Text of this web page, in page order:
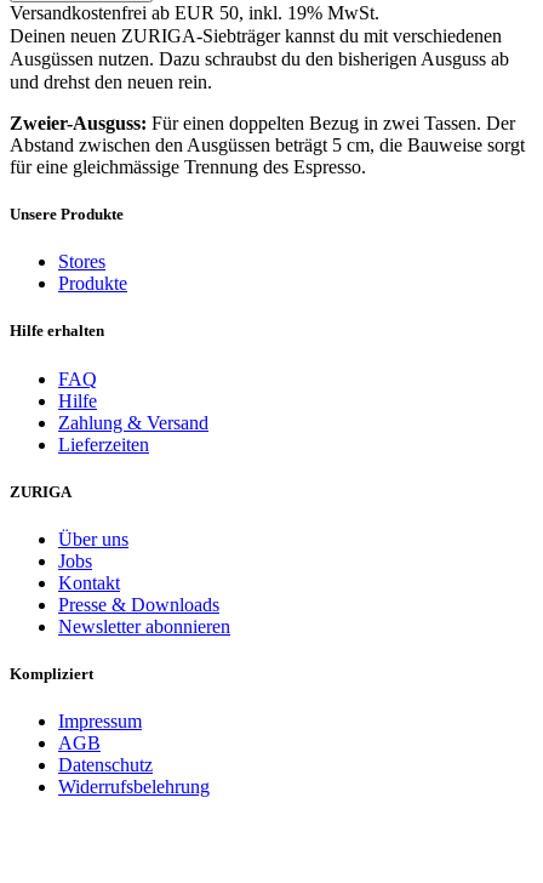
Versandkostenfrei ab EUR 50, inkl. 19% MwSt.
Deinen neuen ZURIGA-Siebträger kannst du mit verschiedenen
Ausgüssen nutzen. Dazu schraubst du den bisherigen Ausguss ab
und drehst den neuen rein.
Zweier-Ausguss: Für einen doppelten Bezug in zwei Tassen. Der
Abstand zwischen den Ausgüssen beträgt 5 cm, die Bauweise sorgt
für eine gleichmässige Trennung des Espresso.
Unsere Produkte
Stores
Produkte
Hilfe erhalten
FAQ
Hilfe
Zahlung & Versand
Lieferzeiten
ZURIGA
Über uns
Jobs
Kontakt
Presse & Downloads
Newsletter abonnieren
Kompliziert
Impressum
AGB
Datenschutz
Widerrufsbelehrung